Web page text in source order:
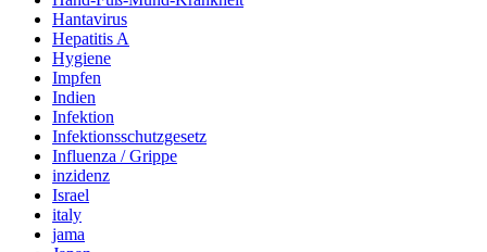
Hantavirus
Hepatitis A
Hygiene
Impfen
Indien
Infektion
Infektionsschutzgesetz
Influenza / Grippe
inzidenz
Israel
italy
jama